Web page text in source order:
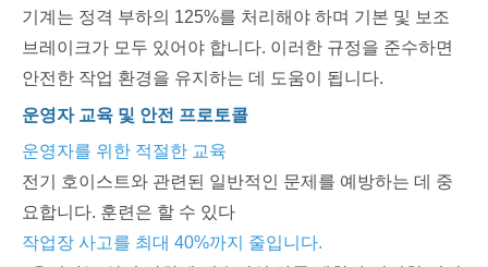
기계는 정격 부하의 125%를 처리해야 하며 기본 및 보조
브레이크가 모두 있어야 합니다. 이러한 규정을 준수하면
안전한 작업 환경을 유지하는 데 도움이 됩니다.
운영자 교육 및 안전 프로토콜
운영자를 위한 적절한 교육
전기 호이스트와 관련된 일반적인 문제를 예방하는 데 중
요합니다. 훈련은 할 수 있다
작업장 사고를 최대 40%까지 줄입니다.